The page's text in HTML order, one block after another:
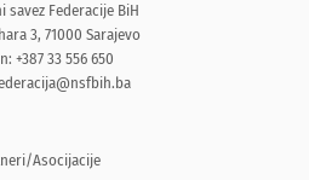
savez Federacije BiH
3, 71000 Sarajevo
+387 33 556 650
Asocijacije